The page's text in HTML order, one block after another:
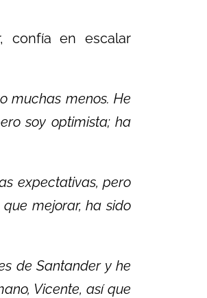
confía en escalar
muchas menos. He
soy optimista; ha
expectativas, pero
mejorar, ha sido
de Santander y he
Vicente, así que